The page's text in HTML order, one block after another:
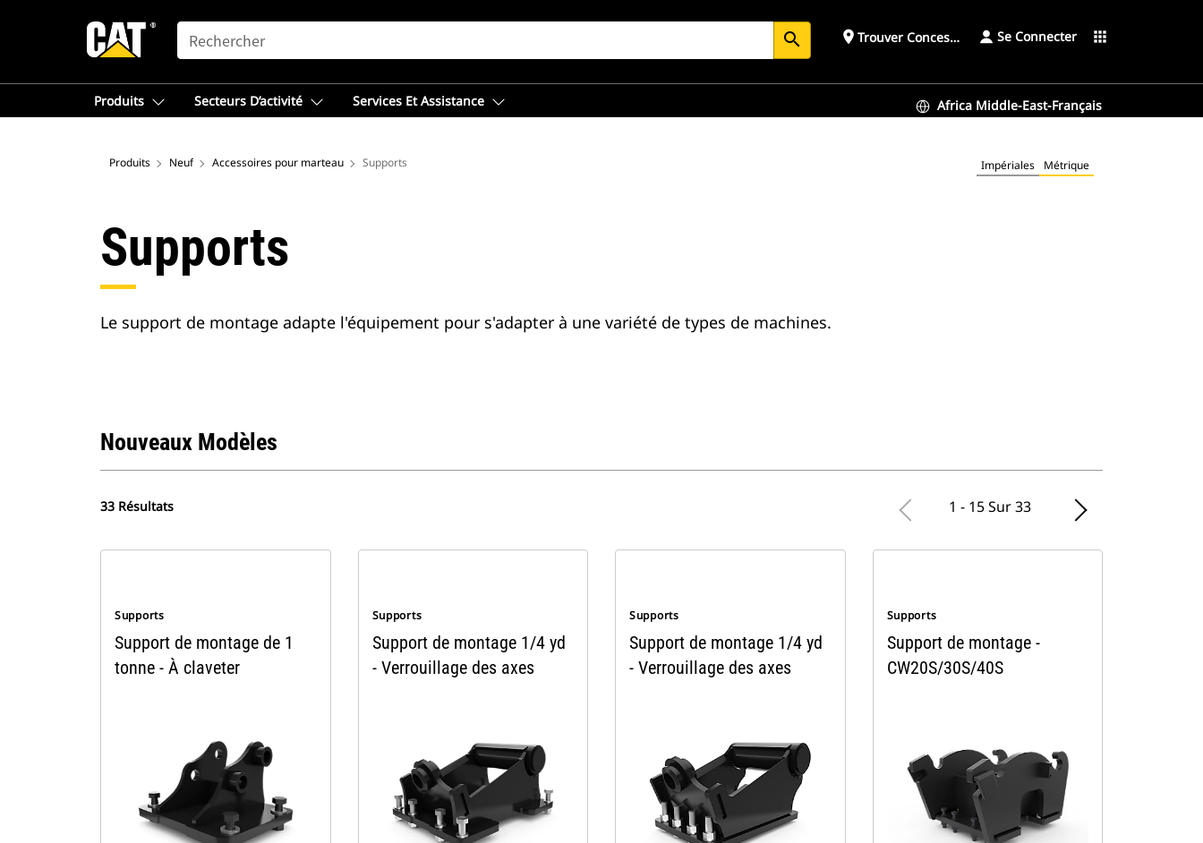
SEARCH search place Trouver ConcessionnaireSe Connecter apps
Produits Secteurs D’activité Services Et Assistance Africa Middle-East-Français
Produits Neuf Accessoires pour marteau Supports Impériales Métrique
Supports
Le support de montage adapte l'équipement pour s'adapter à une variété de types de machines.
Nouveaux Modèles
33 Résultats 1 - 15 Sur 33
Supports
Support de montage de 1
tonne - À claveter
Supports
Support de montage 1/4 yd
- Verrouillage des axes
Supports
Support de montage 1/4 yd
- Verrouillage des axes
Supports
Support de montage -
CW20S/30S/40S